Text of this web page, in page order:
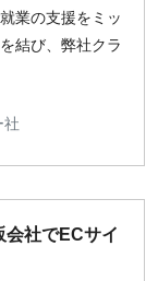
業の支援をミッ
結び、弊社クラ
社
会社でECサイ